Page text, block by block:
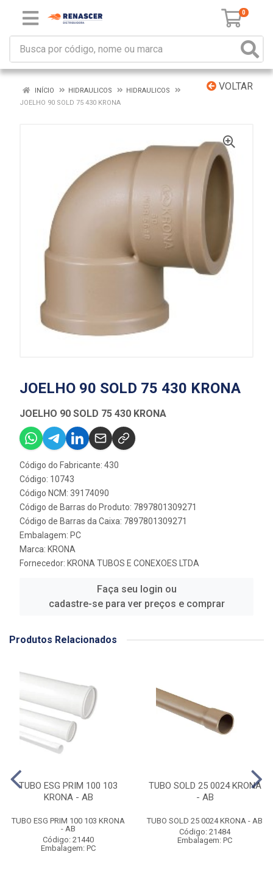
0
VOLTAR
INÍCIO HIDRAULICOS
HIDRAULICOS
JOELHO 90 SOLD 75 430 KRONA
JOELHO 90 SOLD 75 430 KRONA
JOELHO 90 SOLD 75 430 KRONA
Código do Fabricante: 430
Código: 10743
Código NCM: 39174090
Código de Barras do Produto: 7897801309271
Código de Barras da Caixa: 7897801309271
Embalagem: PC
Marca: KRONA
Fornecedor: KRONA TUBOS E CONEXOES LTDA
Faça seu login ou
cadastre-se para ver preços e comprar
Produtos Relacionados
TUBO ESG PRIM 100 103
KRONA - AB
TUBO ESG PRIM 100 103 KRONA
- AB
Código: 21440
Embalagem: PC
TUBO SOLD 25 0024 KRONA
- AB
TUBO SOLD 25 0024 KRONA - AB
Código: 21484
Embalagem: PC